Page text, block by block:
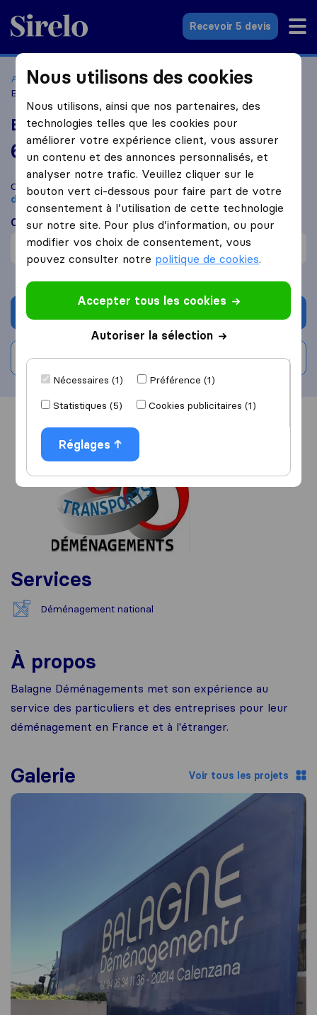
Sirelo.fr
Recevoir 5 devis
Accueil Déménageurs France
Déménageurs Calvi
Balagne Déménagements
Balagne Déménagements
6,4 basé sur 49
avis Sirelo et Google
i
Comparez Balagne Déménagements avec d'autres
déménageursà Calvi
Ce que disent les clients
Communication (1)
Rédiger un avis
Vue d'ensemble
Services
Déménagement national
À propos
Balagne Déménagements met son expérience au
service des particuliers et des entreprises pour leur
déménagement en France et à l'étranger.
Galerie Voir tous les projets
Nous utilisons des cookies
Nous utilisons, ainsi que nos partenaires, des
technologies telles que les cookies pour
améliorer votre expérience client, vous assurer
un contenu et des annonces personnalisés, et
analyser notre trafic. Veuillez cliquer sur le
bouton vert ci-dessous pour faire part de votre
consentement à l’utilisation de cette technologie
sur notre site. Pour plus d’information, ou pour
modifier vos choix de consentement, vous
pouvez consulter notre politique de cookies.
Accepter tous les cookies
Autoriser la sélection
Nécessaires (1)
Préférence (1)
Statistiques (5)
Cookies publicitaires (1)
Réglages